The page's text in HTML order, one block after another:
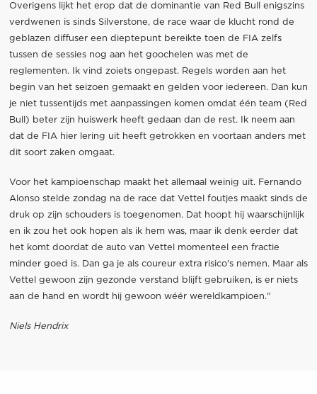
Overigens lijkt het erop dat de dominantie van Red Bull enigszins
verdwenen is sinds Silverstone, de race waar de klucht rond de
geblazen diffuser een dieptepunt bereikte toen de FIA zelfs
tussen de sessies nog aan het goochelen was met de
reglementen. Ik vind zoiets ongepast. Regels worden aan het
begin van het seizoen gemaakt en gelden voor iedereen. Dan kun
je niet tussentijds met aanpassingen komen omdat één team (Red
Bull) beter zijn huiswerk heeft gedaan dan de rest. Ik neem aan
dat de FIA hier lering uit heeft getrokken en voortaan anders met
dit soort zaken omgaat.
Voor het kampioenschap maakt het allemaal weinig uit. Fernando
Alonso stelde zondag na de race dat Vettel foutjes maakt sinds de
druk op zijn schouders is toegenomen. Dat hoopt hij waarschijnlijk
en ik zou het ook hopen als ik hem was, maar ik denk eerder dat
het komt doordat de auto van Vettel momenteel een fractie
minder goed is. Dan ga je als coureur extra risico's nemen. Maar als
Vettel gewoon zijn gezonde verstand blijft gebruiken, is er niets
aan de hand en wordt hij gewoon wéér wereldkampioen."
Niels Hendrix